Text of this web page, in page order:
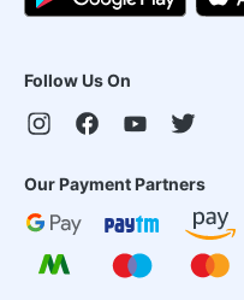
Follow Us On
Our Payment Partners